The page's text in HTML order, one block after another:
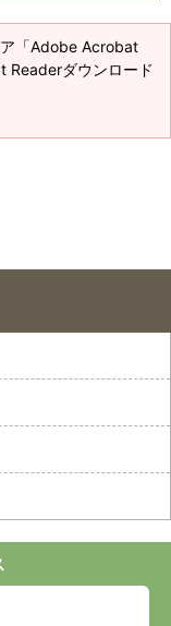
「Adobe Acrobat
Readerダウンロード